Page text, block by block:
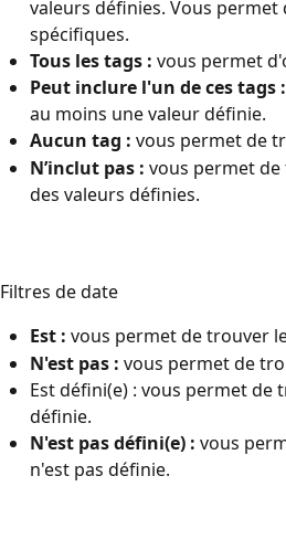
valeurs définies. Vous
spécifiques.
Tous les tags : vous permet
Peut inclure l'un de ces tags :
au moins une valeur définie.
Aucun tag : vous permet de
N’inclut pas : vous permet
des valeurs définies.
Filtres de date
Est : vous permet de trouver
N'est pas : vous permet de
Est défini(e) : vous permet
définie.
N'est pas défini(e) : vous
n'est pas définie.